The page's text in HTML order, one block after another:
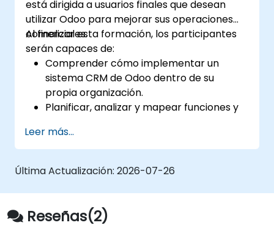
está dirigida a usuarios finales que desean
utilizar Odoo para mejorar sus operaciones
comerciales.
Al finalizar esta formación, los participantes
serán capaces de:
Comprender cómo implementar un
sistema CRM de Odoo dentro de su
propia organización.
Planificar, analizar y mapear funciones y
características de Odoo.
Integrar Odoo con otras herramientas y
aplicaciones de terceros.
Leer más...
Última Actualización: 2026-07-26
Reseñas(2)